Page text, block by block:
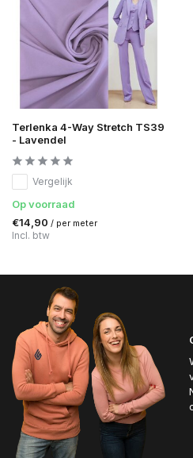
Terlenka 4-Way Stretch TS39
- Lavendel
Vergelijk
Op voorraad
€14,90 / per meter
Incl. btw